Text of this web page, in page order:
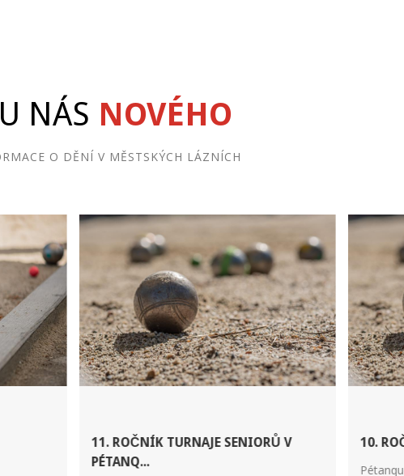
NÁS NOVÉHO
O DĚNÍ V MĚSTSKÝCH LÁZNÍCH
11. ROČNÍK TURNAJE SENIORŮ V
PÉTANQ...
10.